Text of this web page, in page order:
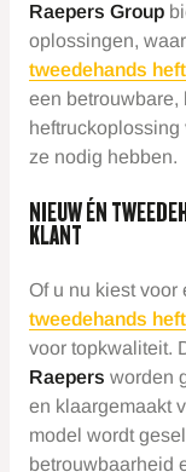
Raepers Group
oplossingen,
tweedehands
een betrouwbare,
ze nodig hebben.
NIEUW ÉN
KLANT
Of u nu kiest voor
tweedehands
voor topkwaliteit.
Raepers worden
en klaargemaakt
model wordt
betrouwbaarheid